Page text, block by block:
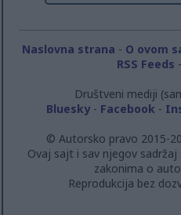
Naslovna strana - O ovom
RSS Feeds -
Društveni mediji
Bluesky- Facebook -
© Autorsko pravo 2015-
Ovaj sajt i sav njegov
zakonima o
Reprodukcija bez